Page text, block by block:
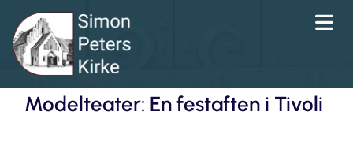
Modelteater: En festaften i Tivoli